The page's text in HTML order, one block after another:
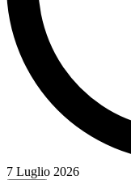
7 Luglio 2026